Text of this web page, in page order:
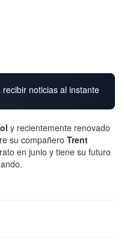
noticias al instante
y recientemente renovado
su compañero Trent
en junio y tiene su futuro